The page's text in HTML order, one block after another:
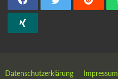
Datenschutzerklärung Impressum